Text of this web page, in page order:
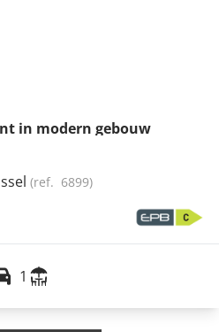
in modern gebouw
(ref. 6899)
1